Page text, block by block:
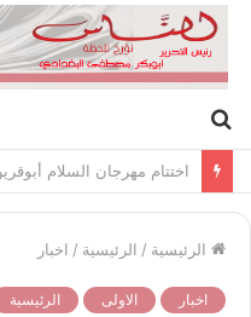
عن
اختتام مهرجان السلام
الرئيسية / الرئيسية / اخبار
اخبار الاولى الرئيسية